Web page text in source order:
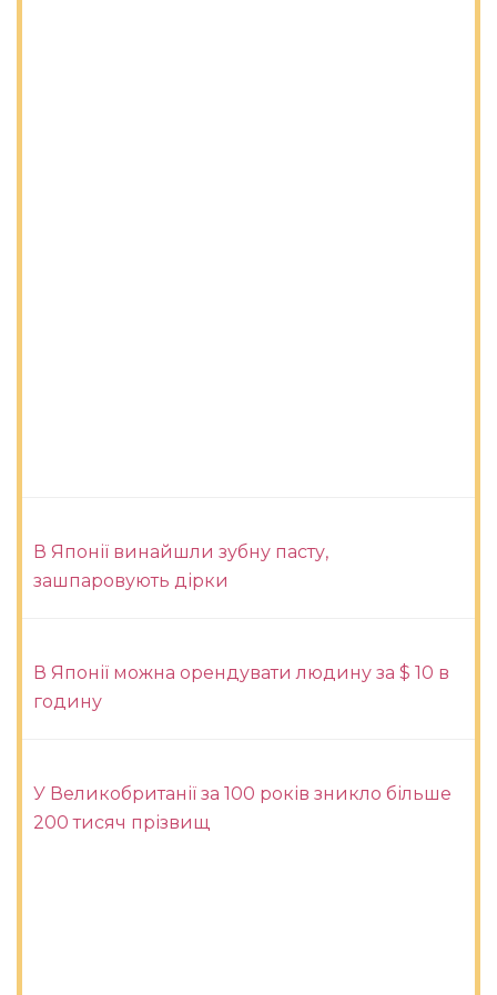
В Японії винайшли зубну пасту,
зашпаровують дірки
В Японії можна орендувати людину за $ 10 в
годину
У Великобританії за 100 років зникло більше
200 тисяч прізвищ